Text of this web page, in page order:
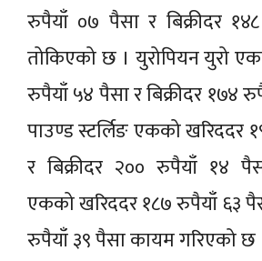
रुपैयाँ ०७ पैसा र बिक्रीदर
तोकिएको छ । युरोपियन युरो
रुपैयाँ ५४ पैसा र बिक्रीदर १७४
पाउण्ड स्टर्लिङ एकको खरिददर
र बिक्रीदर २०० रुपैयाँ १४
एकको खरिददर १८७ रुपैयाँ ६३
रुपैयाँ ३९ पैसा कायम गरिएको छ